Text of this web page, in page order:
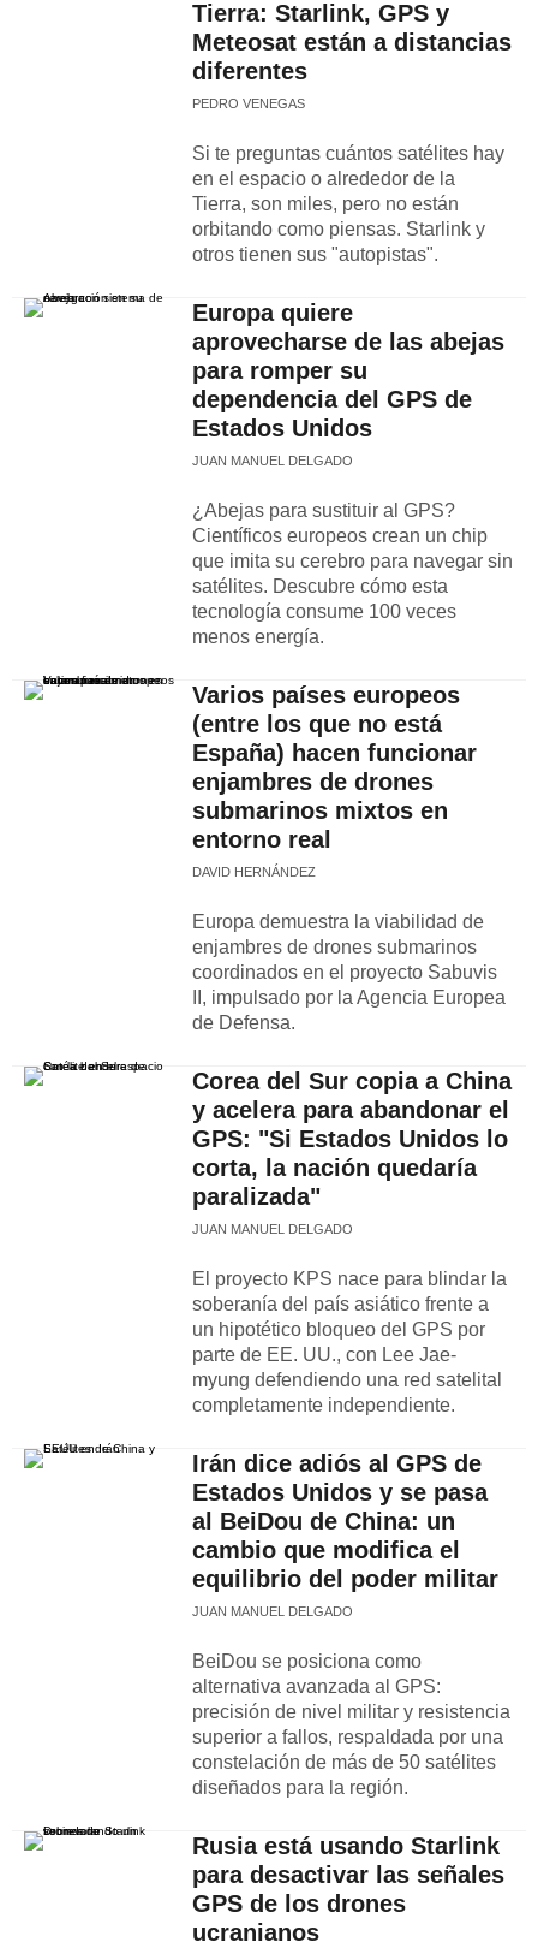
Tierra: Starlink, GPS y
Meteosat están a distancias
diferentes
PEDRO VENEGAS
Si te preguntas cuántos satélites hay
en el espacio o alrededor de la
Tierra, son miles, pero no están
orbitando como piensas. Starlink y
otros tienen sus "autopistas".
Europa quiere
aprovecharse de las abejas
para romper su
dependencia del GPS de
Estados Unidos
JUAN MANUEL DELGADO
¿Abejas para sustituir al GPS?
Científicos europeos crean un chip
que imita su cerebro para navegar sin
satélites. Descubre cómo esta
tecnología consume 100 veces
menos energía.
Varios países europeos
(entre los que no está
España) hacen funcionar
enjambres de drones
submarinos mixtos en
entorno real
DAVID HERNÁNDEZ
Europa demuestra la viabilidad de
enjambres de drones submarinos
coordinados en el proyecto Sabuvis
II, impulsado por la Agencia Europea
de Defensa.
Corea del Sur copia a China
y acelera para abandonar el
GPS: "Si Estados Unidos lo
corta, la nación quedaría
paralizada"
JUAN MANUEL DELGADO
El proyecto KPS nace para blindar la
soberanía del país asiático frente a
un hipotético bloqueo del GPS por
parte de EE. UU., con Lee Jae-
myung defendiendo una red satelital
completamente independiente.
Irán dice adiós al GPS de
Estados Unidos y se pasa
al BeiDou de China: un
cambio que modifica el
equilibrio del poder militar
JUAN MANUEL DELGADO
BeiDou se posiciona como
alternativa avanzada al GPS:
precisión de nivel militar y resistencia
superior a fallos, respaldada por una
constelación de más de 50 satélites
diseñados para la región.
Rusia está usando Starlink
para desactivar las señales
GPS de los drones
ucranianos